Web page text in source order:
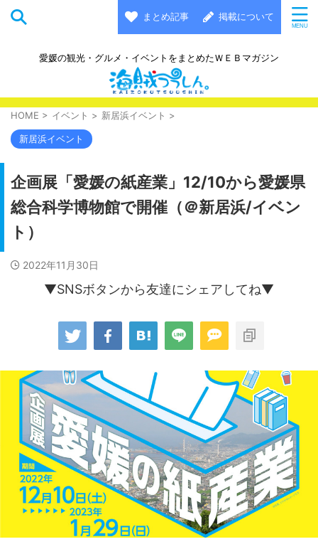
まとめ記事 掲載について
愛媛の観光・グルメ・イベントをまとめたＷＥＢマガジン
HOME > イベント > 新居浜イベント >
新居浜イベント
企画展「愛媛の紙産業」12/10から愛媛県
総合科学博物館で開催（＠新居浜/イベン
ト）
2022年11月30日
▼SNSボタンから友達にシェアしてね▼